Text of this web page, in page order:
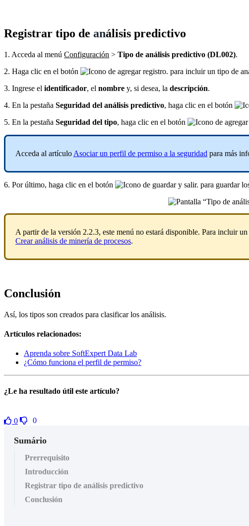
Registrar tipo de análisis predictivo
1. Acceda al menú Configuración > Tipo de análisis predictivo (DL002).
2. Haga clic en el botón
para incluir un tipo de
3. Ingrese el identificador, el nombre y, si desea, la descripción.
4. En la pestaña Seguridad del análisis predictivo, haga clic en el botón
5. En la pestaña Seguridad del tipo, haga clic en el botón
Acceda al artículo Asociar un perfil de permiso a la seguridad para más
6. Por último, haga clic en el botón para guardar
A partir de la versión 2.2.3, este menú no estará disponible. Para incluir
Crear análisis de minería de procesos.
Conclusión
Así, los tipos son creados para clasificar los análisis.
Artículos relacionados:
Aprenda sobre SoftExpert Data Lab
¿Cómo funciona el perfil de permiso?
¿Le ha resultado útil este artículo?
0 0
Sumário
Prerrequisito
Introducción
Registrar tipo de análisis predictivo
Conclusión